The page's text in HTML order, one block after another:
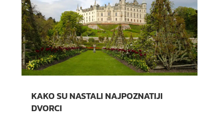
KAKO SU NASTALI NAJPOZNATIJI
DVORCI